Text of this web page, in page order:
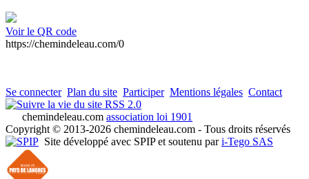
Voir le QR code
https://chemindeleau.com/0
Se connecter Plan du site Participer Mentions légales Contact
RSS 2.0
chemindeleau.com association loi 1901
Copyright © 2013-2026 chemindeleau.com - Tous droits réservés
Site développé avec SPIP et soutenu pari-Tego SAS